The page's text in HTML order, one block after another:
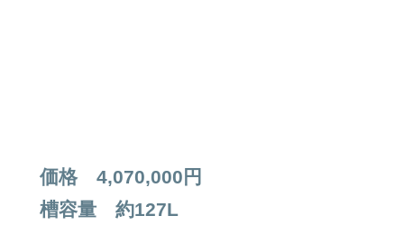
価格 4,070,000円
槽容量 約127L